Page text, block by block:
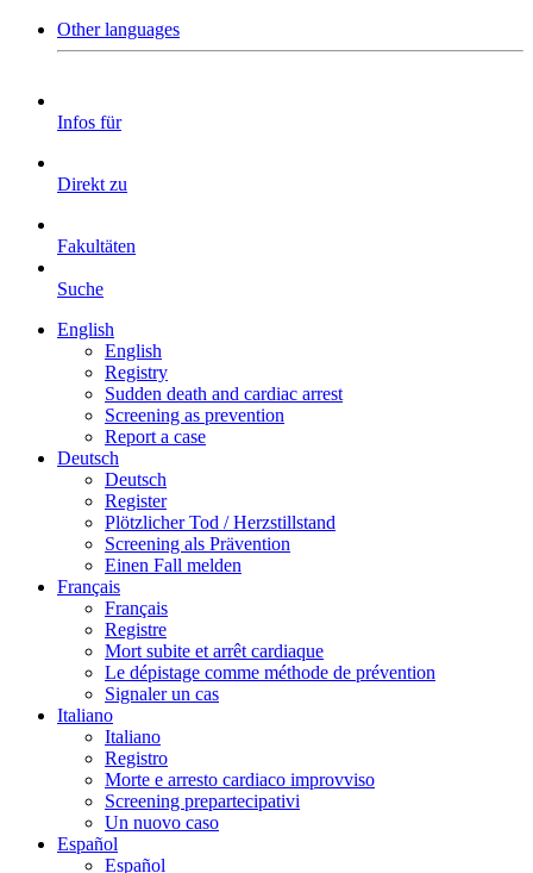
Other languages
Infos für
Direkt zu
Fakultäten
Suche
English
English
Registry
Sudden death and cardiac arrest
Screening as prevention
Report a case
Deutsch
Deutsch
Register
Plötzlicher Tod / Herzstillstand
Screening als Prävention
Einen Fall melden
Français
Français
Registre
Mort subite et arrêt cardiaque
Le dépistage comme méthode de prévention
Signaler un cas
Italiano
Italiano
Registro
Morte e arresto cardiaco improvviso
Screening prepartecipativi
Un nuovo caso
Español
Español